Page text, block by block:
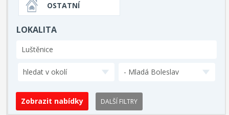
OSTATNÍ
LOKALITA
hledat v okolí - Mladá Boleslav
DALŠÍ FILTRY